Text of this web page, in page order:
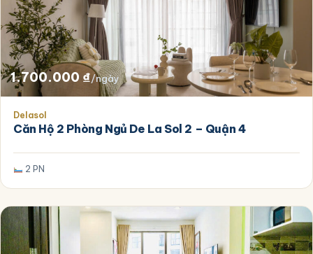
1.700.000 ₫/ngày
Delasol
Căn Hộ 2 Phòng Ngủ De La Sol 2 – Quận 4
2 PN